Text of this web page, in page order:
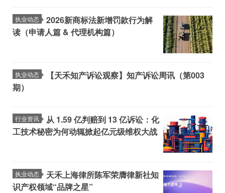
执业动态
2026新商标法新增罚款行为解
读（申请人篇 & 代理机构篇）‌
执业动态
【天禾知产诉讼观察】知产诉讼周讯（第003
期）
行业资讯
从 1.59 亿判赔到 13 亿诉讼：化
工技术秘密为何动辄掀起亿元级维权大战
执业动态
天禾上海律所陈军荣膺律新社知
识产权领域“品牌之星”